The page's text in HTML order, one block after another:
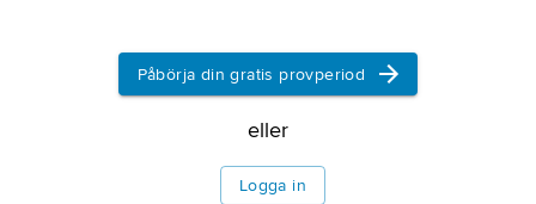
Påbörja din gratis provperiod
eller
Logga in